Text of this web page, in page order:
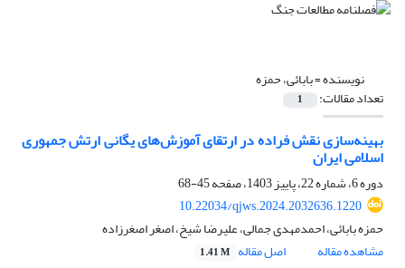
نویسنده =بابائی، حمزه
تعداد مقالات: 1
بهینه‌سازی نقش فراده در ارتقای آموزش‌های یگانی ارتش جمهوری
اسلامی ایران
دوره 6، شماره 22، پاییز 1403، صفحه
45-68
10.22034/qjws.2024.2032636.1220
حمزه بابائی، احمدمهدی جمالی، علیرضا شیخ، اصغر اصغرزاده
مشاهده مقاله
اصل مقاله 1.41 M